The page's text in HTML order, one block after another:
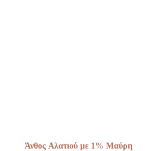
Άνθος Αλατιού με 1% Μαύρη